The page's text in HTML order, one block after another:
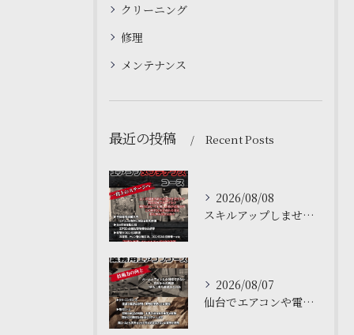
クリーニング
修理
メンテナンス
最近の投稿 Recent Posts
2026/08/08
スキルアップしませんか？🌟
2026/08/07
仙台でエアコンや電気工事について学ぶなら、私たちの塾がおすす...